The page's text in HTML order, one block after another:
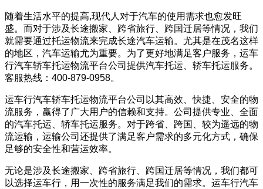
随着生活水平的提高,现代人对于汽车的使用需求也愈发旺
盛。而对于涉及长途搬家、跨省旅行、跨国迁居等情况，我们
就需要通过托运物流来完成长途汽车运输。尤其是在茂名这样
的地区，汽车运输尤为重要。为了更好地满足客户服务，运车
行汽车轿车托运物流平台公司提供汽车托运、轿车托运服务。
客服热线：400-879-0958。
运车行汽车轿车托运物流平台公司以其高效、快捷、安全的物
流服务，赢得了广大用户的信赖和支持。公司提供专业、全面
的汽车托运、轿车托运服务。对于跨省、跨国、较为遥远的物
流运输，运输公司还提供了满足客户需求的多元化方式，确保
足够的安全性和营运效率。
无论是涉及长途搬家、跨省旅行、跨国迁居等情况，我们都可
以选择运车行，用一次性的服务满足我们的需求。运车行汽车